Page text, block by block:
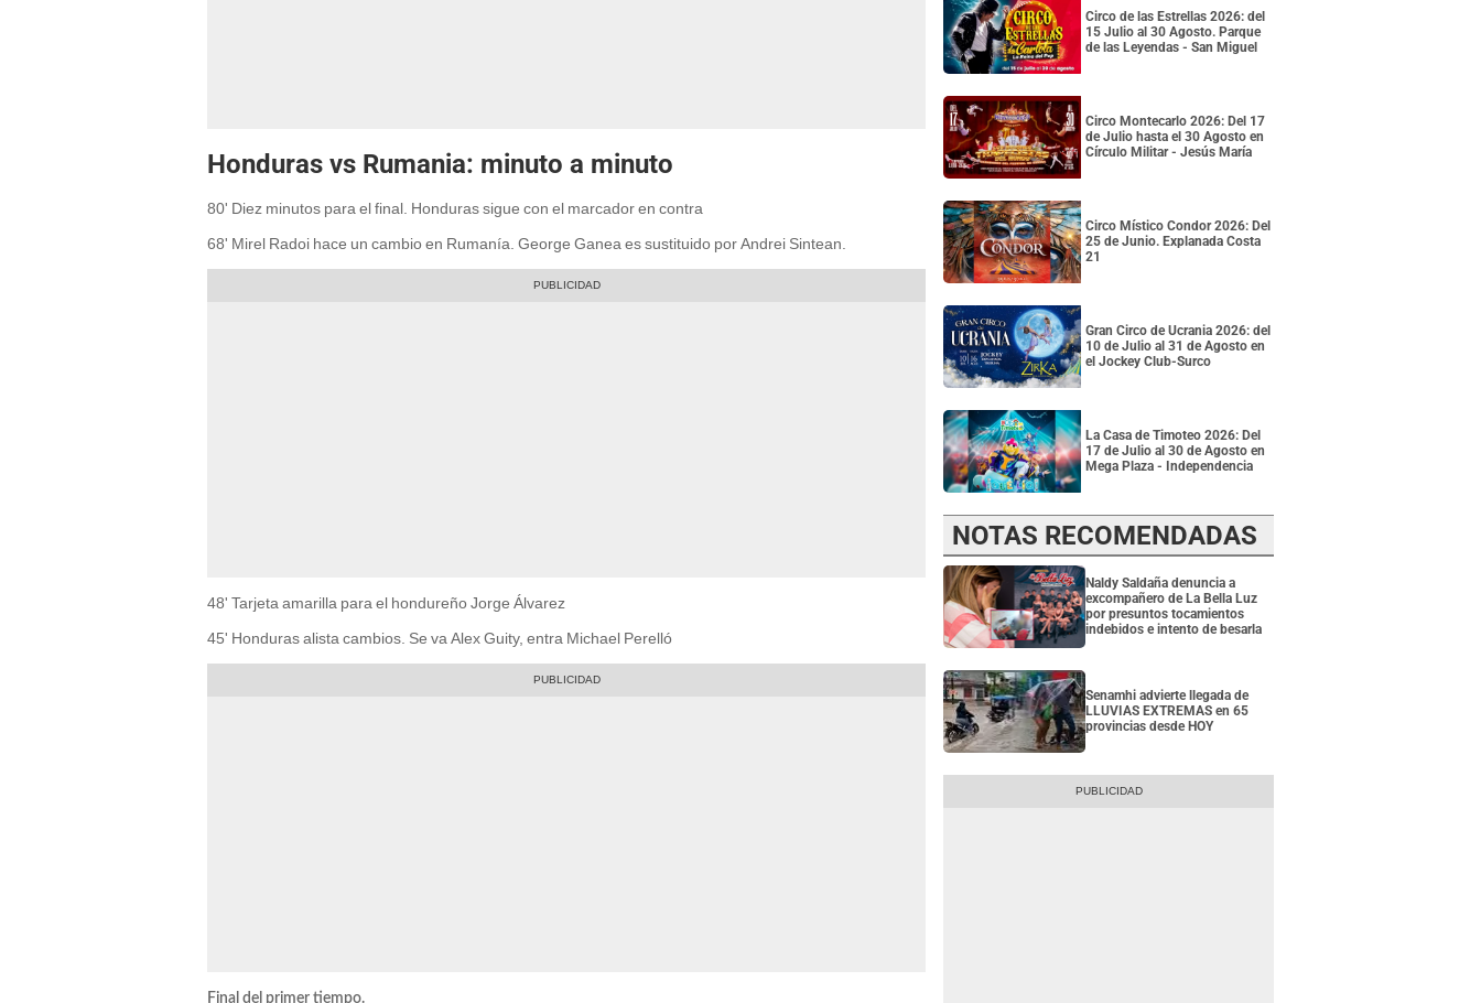
Honduras vs Rumania: minuto a minuto
80' Diez minutos para el final. Honduras sigue con el marcador en contra
68' Mirel Radoi hace un cambio en Rumanía. George Ganea es sustituido por Andrei Sintean.
48' Tarjeta amarilla para el hondureño Jorge Álvarez
45' Honduras alista cambios. Se va Alex Guity, entra Michael Perelló
Final del primer tiempo.
Circo de las Estrellas 2026: del
15 Julio al 30 Agosto. Parque
de las Leyendas - San Miguel
Circo Montecarlo 2026: Del 17
de Julio hasta el 30 Agosto en
Círculo Militar - Jesús María
Circo Místico Condor 2026: Del
25 de Junio. Explanada Costa
21
Gran Circo de Ucrania 2026: del
10 de Julio al 31 de Agosto en
el Jockey Club-Surco
La Casa de Timoteo 2026: Del
17 de Julio al 30 de Agosto en
Mega Plaza - Independencia
NOTAS RECOMENDADAS
Naldy Saldaña denuncia a
excompañero de La Bella Luz
por presuntos tocamientos
indebidos e intento de besarla
Senamhi advierte llegada de
LLUVIAS EXTREMAS en 65
provincias desde HOY